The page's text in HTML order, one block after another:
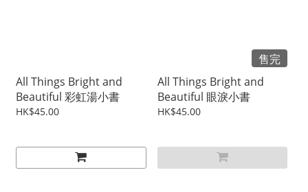
All Things Bright and
Beautiful 彩虹湯小書
HK$45.00
售完
All Things Bright and
Beautiful 眼淚小書
HK$45.00